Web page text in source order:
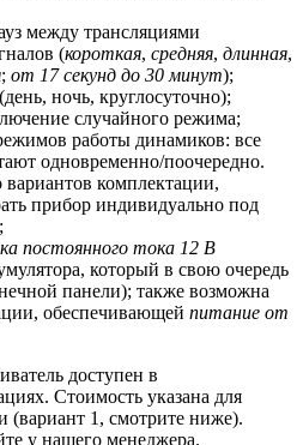
между трансляциями
(короткая, средняя, длинная,
; от 17 секунд до 30 минут);
ночь, круглосуточно);
случайного режима;
работы динамиков: все
одновременно/поочередно.
вариантов комплектации,
прибор индивидуально под
постоянного тока 12 В
который в свою очередь
панели); также возможна
обеспечивающей питание от
доступен в
Стоимость указана для
(вариант 1, смотрите ниже).
у нашего менеджера.